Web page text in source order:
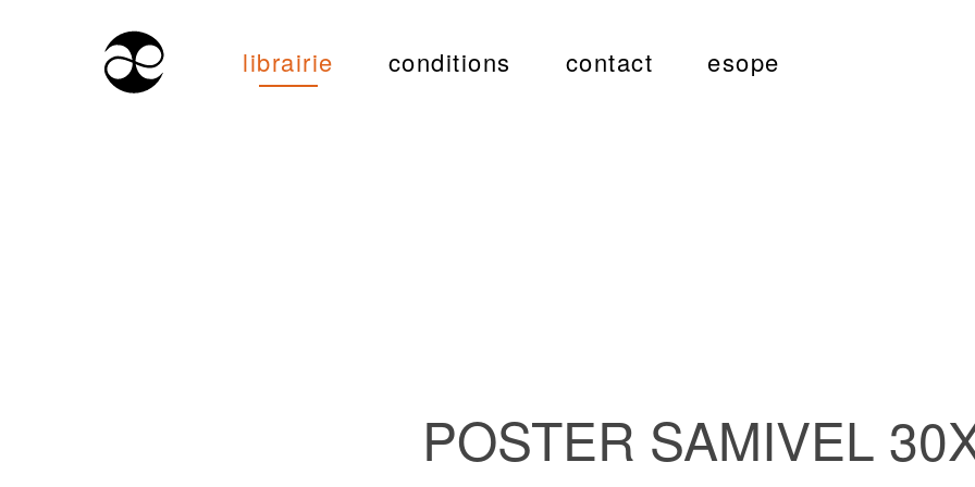
librairie conditions contact esope
POSTER SAMIVEL